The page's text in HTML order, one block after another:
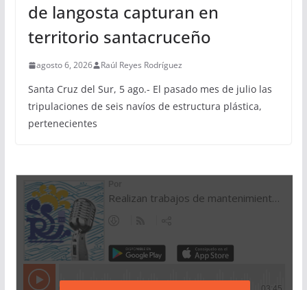
de langosta capturan en
territorio santacruceño
agosto 6, 2026 Raúl Reyes Rodríguez
Santa Cruz del Sur, 5 ago.- El pasado mes de julio las
tripulaciones de seis navíos de estructura plástica,
pertenecientes